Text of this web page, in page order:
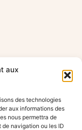
aux
des technologies
aux informations des
nous permettra de
navigation ou les ID